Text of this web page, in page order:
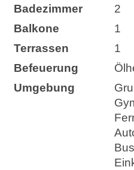
Badezimmer
2
Balkone
1
Terrassen
1
Befeuerung
Umgebung